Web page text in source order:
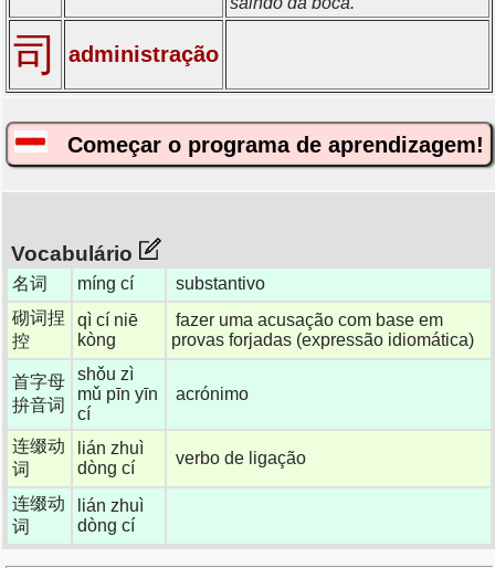
司 administração
Começar o programa de aprendizagem!
Vocabulário
名词 míng cí
substantivo
砌词捏
控
qì cí niē
kòng
fazer uma acusação com base em
provas forjadas (expressão idiomática)
首字母
拚音词
shǒu zì
mǔ pīn yīn
cí
acrónimo
连缀动
词
lián zhuì
dòng cí
verbo de ligação
连缀动
词
lián zhuì
dòng cí